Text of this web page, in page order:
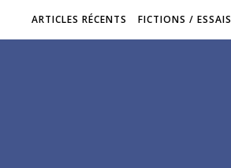
ARTICLES RÉCENTS FICTIONS / ESSAIS